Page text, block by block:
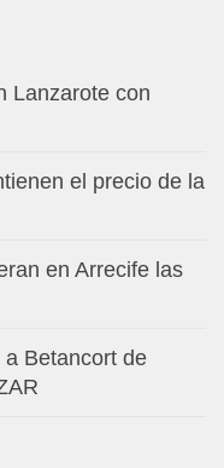
Lanzarote con
el precio de la
en Arrecife las
Betancort de